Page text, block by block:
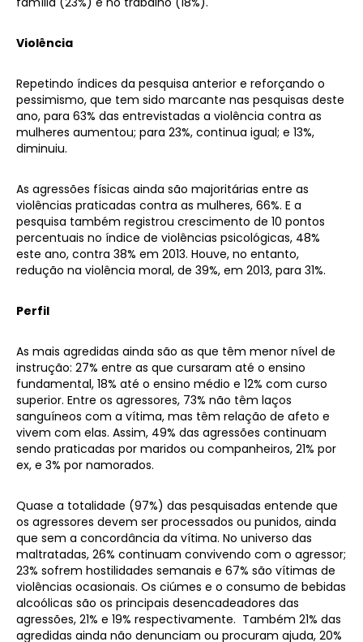
Violência
Repetindo índices da pesquisa anterior e reforçando o
pessimismo, que tem sido marcante nas pesquisas deste
ano, para 63% das entrevistadas a violência contra as
mulheres aumentou; para 23%, continua igual; e 13%,
diminuiu.
As agressões físicas ainda são majoritárias entre as
violências praticadas contra as mulheres, 66%. E a
pesquisa também registrou crescimento de 10 pontos
percentuais no índice de violências psicológicas, 48%
este ano, contra 38% em 2013. Houve, no entanto,
redução na violência moral, de 39%, em 2013, para 31%.
Perfil
As mais agredidas ainda são as que têm menor nível de
instrução: 27% entre as que cursaram até o ensino
fundamental, 18% até o ensino médio e 12% com curso
superior. Entre os agressores, 73% não têm laços
sanguíneos com a vítima, mas têm relação de afeto e
vivem com elas. Assim, 49% das agressões continuam
sendo praticadas por maridos ou companheiros, 21% por
ex, e 3% por namorados.
Quase a totalidade (97%) das pesquisadas entende que
os agressores devem ser processados ou punidos, ainda
que sem a concordância da vítima. No universo das
maltratadas, 26% continuam convivendo com o agressor;
23% sofrem hostilidades semanais e 67% são vítimas de
violências ocasionais. Os ciúmes e o consumo de bebidas
alcoólicas são os principais desencadeadores das
agressões, 21% e 19% respectivamente. Também 21% das
agredidas ainda não denunciam ou procuram ajuda, 20%